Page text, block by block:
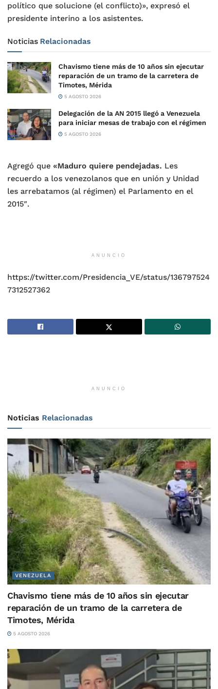
político que solucione (el conflicto)», expresó el
presidente interino a los asistentes.
Noticias Relacionadas
Chavismo tiene más de 10 años sin ejecutar
reparación de un tramo de la carretera de
Timotes, Mérida
5 AGOSTO 2026
Delegación de la AN 2015 llegó a Venezuela
para iniciar mesas de trabajo con el régimen
5 AGOSTO 2026
Agregó que «Maduro quiere pendejadas. Les
recuerdo a los venezolanos que en unión y Unidad
les arrebatamos (al régimen) el Parlamento en el
2015″.
ANUNCIO
https://twitter.com/Presidencia_VE/status/136797524
7312527362
ANUNCIO
Noticias Relacionadas
VENEZUELA
Chavismo tiene más de 10 años sin ejecutar
reparación de un tramo de la carretera de
Timotes, Mérida
5 AGOSTO 2026